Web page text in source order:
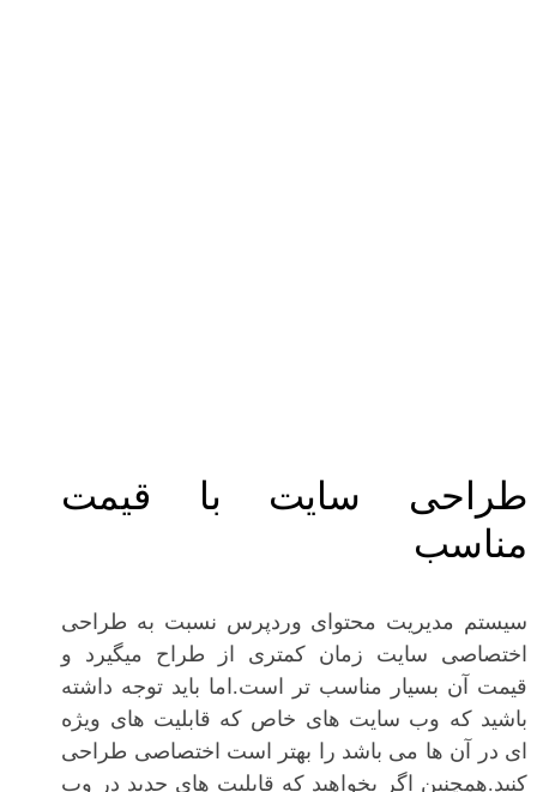
طراحی سایت با قیمت
مناسب
سیستم مدیریت محتوای وردپرس نسبت به طراحی
اختصاصی سایت زمان کمتری از طراح میگیرد و
قیمت آن بسیار مناسب تر است.اما باید توجه داشته
باشید که وب سایت های خاص که قابلیت های ویژه
ای در آن ها می باشد را بهتر است اختصاصی طراحی
کنید.همچنین اگر بخواهید که قابلیت های جدید در وب